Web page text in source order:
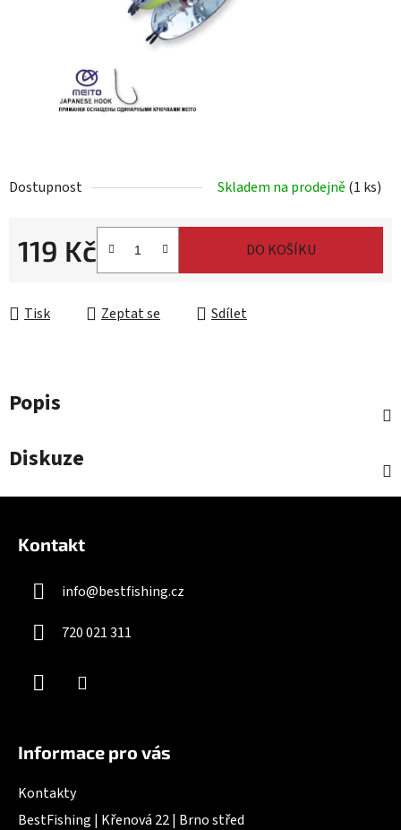
Dostupnost Skladem na prodejně (1 ks)
119 Kč DO KOŠÍKU
Tisk Zeptat se Sdílet
Popis
Diskuze
Kontakt
info@bestfishing.cz
720 021 311
Informace pro vás
Kontakty
BestFishing | Křenová 22 | Brno střed